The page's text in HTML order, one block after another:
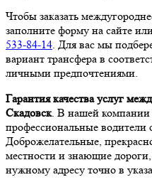
Чтобы заказать
заполните форму на сайте
533-84-14. Для вас мы
вариант трансфера в
личными предпочтениями.
Гарантия качества услуг
Скадовск. В нашей компании
профессиональные водители
Доброжелательные,
местности и знающие
нужному адресу точно в